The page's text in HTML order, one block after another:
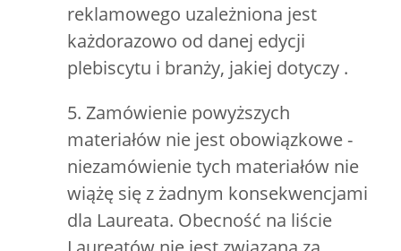
reklamowego uzależniona jest
każdorazowo od danej edycji
plebiscytu i branży, jakiej dotyczy .
5. Zamówienie powyższych
materiałów nie jest obowiązkowe -
niezamówienie tych materiałów nie
wiążę się z żadnym konsekwencjami
dla Laureata. Obecność na liście